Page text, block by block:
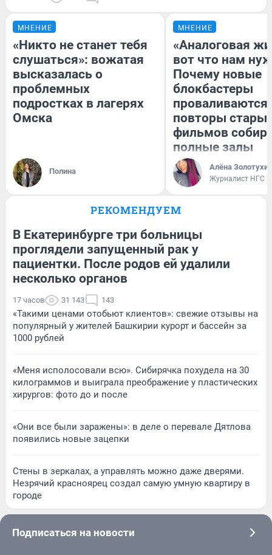
МНЕНИЕ
«Никто не станет тебя
слушаться»: вожатая
высказалась о
проблемных
подростках в лагерях
Омска
Полина
МНЕНИЕ
«Аналоговая
вот что нам
Почему новые
блокбастеры
повторы
фильмов
полные залы
Алёна
Журналист НГС
РЕКОМЕНДУЕМ
В Екатеринбурге три больницы
проглядели запущенный рак у
пациентки. После родов ей удалили
несколько органов
17 часов 31 143 143
«Такими ценами отобьют клиентов»: свежие отзывы на
популярный у жителей Башкирии курорт и бассейн за
1000 рублей
«Меня исполосовали всю». Сибирячка похудела на 30
килограммов и выиграла преображение у пластических
хирургов: фото до и после
«Они все были заражены»: в деле о перевале Дятлова
появились новые зацепки
Стены в зеркалах, а управлять можно даже дверями.
Незрячий красноярец создал самую умную квартиру в
городе
Подписаться на новости